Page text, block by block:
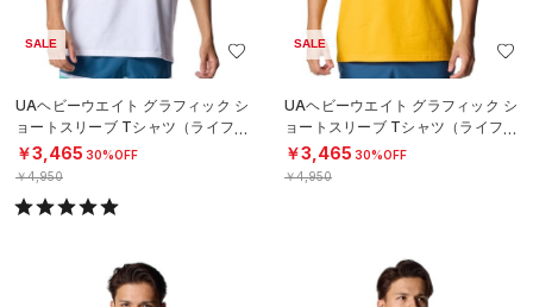
SALE
UAヘビーウエイト グラフィック シ
ョートスリーブ Tシャツ（ライフス
タイル/MEN）
￥3,465 30%OFF
￥4,950
SALE
UAヘビーウエイト グラフィック シ
ョートスリーブ Tシャツ（ライフス
タイル/MEN）
￥3,465 30%OFF
￥4,950